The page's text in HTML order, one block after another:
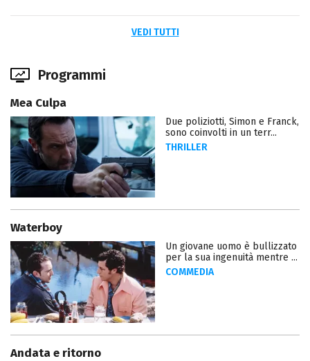
VEDI TUTTI
Programmi
Mea Culpa
Due poliziotti, Simon e Franck,
sono coinvolti in un terr...
THRILLER
Waterboy
Un giovane uomo è bullizzato
per la sua ingenuità mentre ...
COMMEDIA
Andata e ritorno